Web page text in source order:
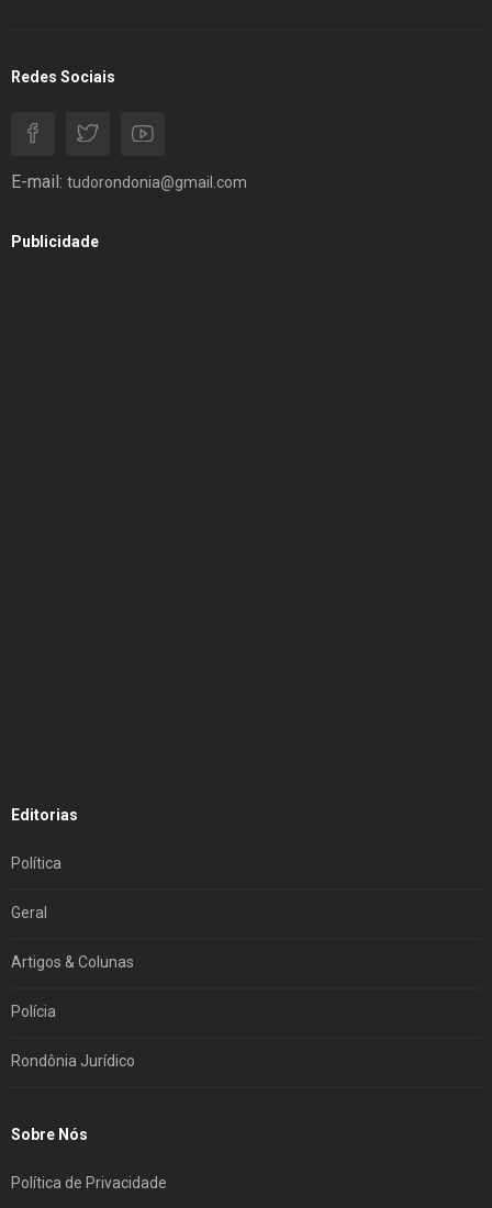
Redes Sociais
E-mail: tudorondonia@gmail.com
Publicidade
Editorias
Política
Geral
Artigos & Colunas
Polícia
Rondônia Jurídico
Sobre Nós
Política de Privacidade